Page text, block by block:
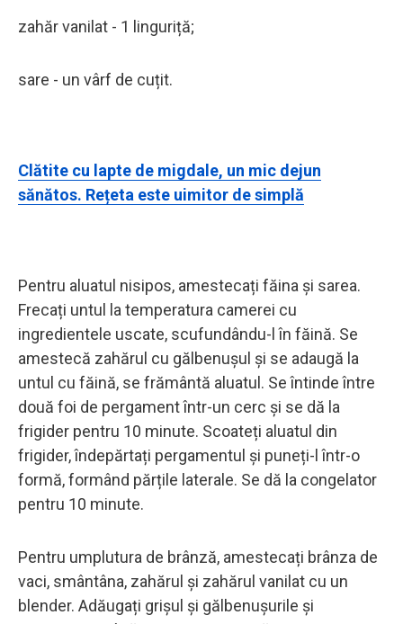
zahăr vanilat - 1 linguriță;
sare - un vârf de cuțit.
Clătite cu lapte de migdale, un mic dejun
sănătos. Rețeta este uimitor de simplă
Pentru aluatul nisipos, amestecați făina și sarea.
Frecați untul la temperatura camerei cu
ingredientele uscate, scufundându-l în făină. Se
amestecă zahărul cu gălbenușul și se adaugă la
untul cu făină, se frământă aluatul. Se întinde între
două foi de pergament într-un cerc și se dă la
frigider pentru 10 minute. Scoateți aluatul din
frigider, îndepărtați pergamentul și puneți-l într-o
formă, formând părțile laterale. Se dă la congelator
pentru 10 minute.
Pentru umplutura de brânză, amestecați brânza de
vaci, smântâna, zahărul și zahărul vanilat cu un
blender. Adăugați grișul și gălbenușurile și